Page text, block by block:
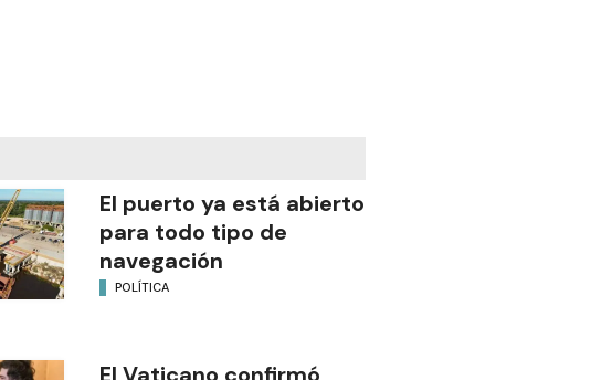
El puerto ya está abierto
para todo tipo de
navegación
POLÍTICA